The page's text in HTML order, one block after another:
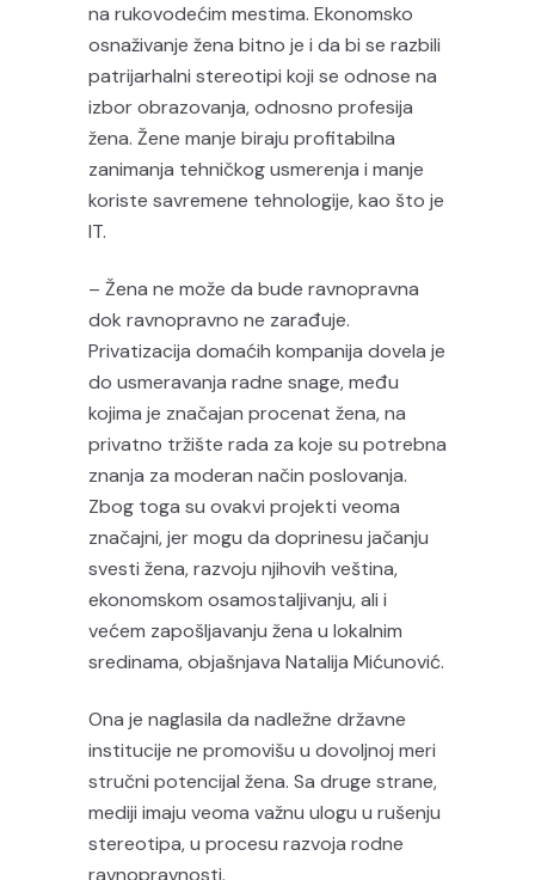
na rukovodećim mestima. Ekonomsko
osnaživanje žena bitno je i da bi se razbili
patrijarhalni stereotipi koji se odnose na
izbor obrazovanja, odnosno profesija
žena. Žene manje biraju profitabilna
zanimanja tehničkog usmerenja i manje
koriste savremene tehnologije, kao što je
IT.
– Žena ne može da bude ravnopravna
dok ravnopravno ne zarađuje.
Privatizacija domaćih kompanija dovela je
do usmeravanja radne snage, među
kojima je značajan procenat žena, na
privatno tržište rada za koje su potrebna
znanja za moderan način poslovanja.
Zbog toga su ovakvi projekti veoma
značajni, jer mogu da doprinesu jačanju
svesti žena, razvoju njihovih veština,
ekonomskom osamostaljivanju, ali i
većem zapošljavanju žena u lokalnim
sredinama, objašnjava Natalija Mićunović.
Ona je naglasila da nadležne državne
institucije ne promovišu u dovoljnoj meri
stručni potencijal žena. Sa druge strane,
mediji imaju veoma važnu ulogu u rušenju
stereotipa, u procesu razvoja rodne
ravnopravnosti.